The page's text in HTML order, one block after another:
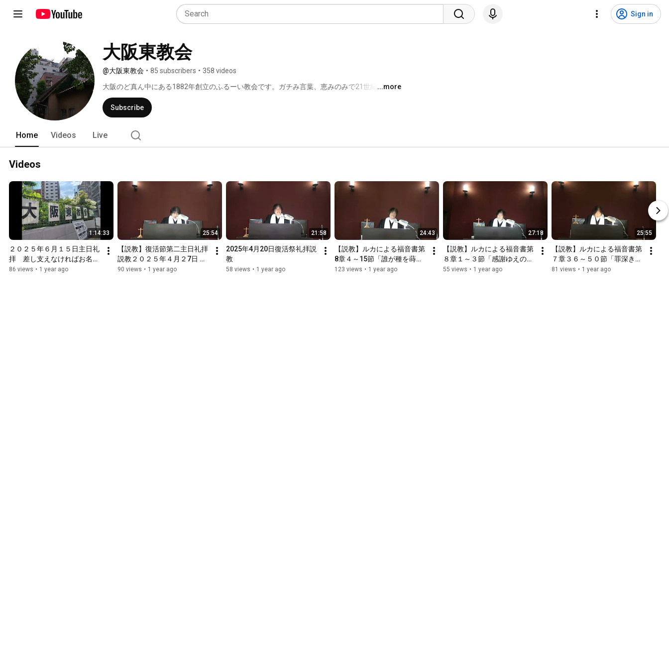
Sign in
大阪東教会
@大阪東教会 • 85 subscribers • 358 videos
大阪のど真ん中にある1882年創立のふるーい教会です。ガチみ言葉、恵みのみで21世紀を歩ん
でいます。
...more
Subscribe
Home Videos Live
Videos
1:14:33
２０２５年６月１５日主日礼
拝　差し支えなければお名前
を書いてください。説明欄に
86 views • 1 year ago
25:54
【説教】復活節第二主日礼拝
説教２０２５年４月２7日 ル
カによる福音書第第24章13～
90 views • 1 year ago
21:58
2025年4月20日復活祭礼拝説
教
58 views • 1 year ago
24:43
【説教】ルカによる福音書第
8章４～15節「誰が種を蒔く
のか」
123 views • 1 year ago
27:18
【説教】ルカによる福音書第
８章１～３節「感謝ゆえの奉
仕」
55 views • 1 year ago
25:55
【説教】ルカによる福音書第
７章３６～５０節「罪深きゆ
えに愛を知る」
81 views • 1 year ago